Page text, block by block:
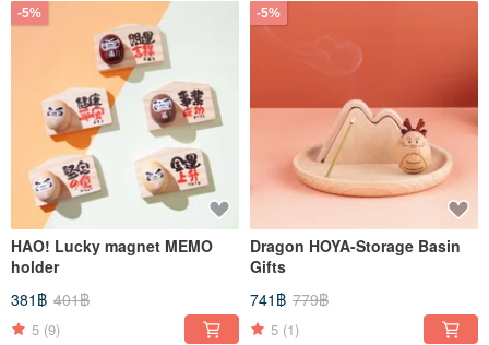
-5%
HAO! Lucky magnet MEMO
holder
381฿ 401฿
5 (9)
-5%
Dragon HOYA-Storage Basin
Gifts
741฿ 779฿
5 (1)